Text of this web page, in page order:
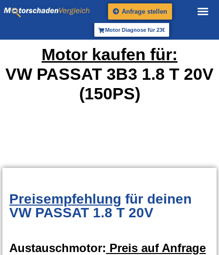
Anfrage stellen
Motor Diagnose für 23€
Motor kaufen für:
VW PASSAT 3B3 1.8 T 20V
(150PS)
Preisempfehlung für deinen
VW PASSAT 1.8 T 20V
Austauschmotor: Preis auf Anfrage